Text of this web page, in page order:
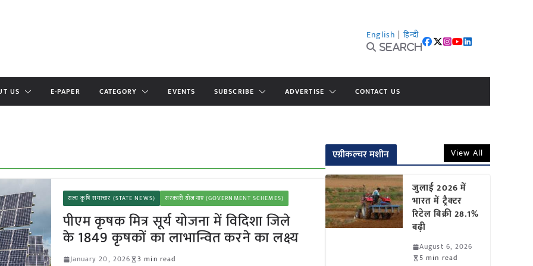
English | हिन्दी
Search
US E-PAPER CATEGORY EVENTS SUBSCRIBE ADVERTISE CONTACT US
राज्य कृषि समाचार (STATE NEWS) सरकारी योजनाएं (GOVERNMENT SCHEMES)
पीएम कृषक मित्र सूर्य योजना में विदिशा जिले
के 1849 कृषकों का लाभान्वित करने का लक्ष्य
January 20, 2026
3 min read
एग्रीकल्चर मशीन View All
जुलाई 2026 में
भारत में ट्रैक्टर
रिटेल बिक्री 28.1%
बढ़ी
August 6, 2026
5 min read